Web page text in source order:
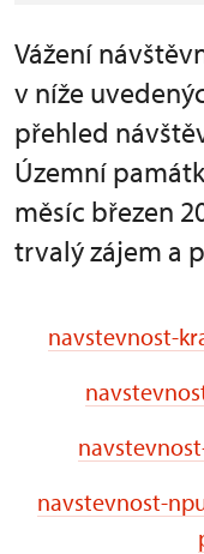
Vážení
v níže
přehled
Územní
měsíc březen
trvalý zájem a
navstevnost-
navstevnost-